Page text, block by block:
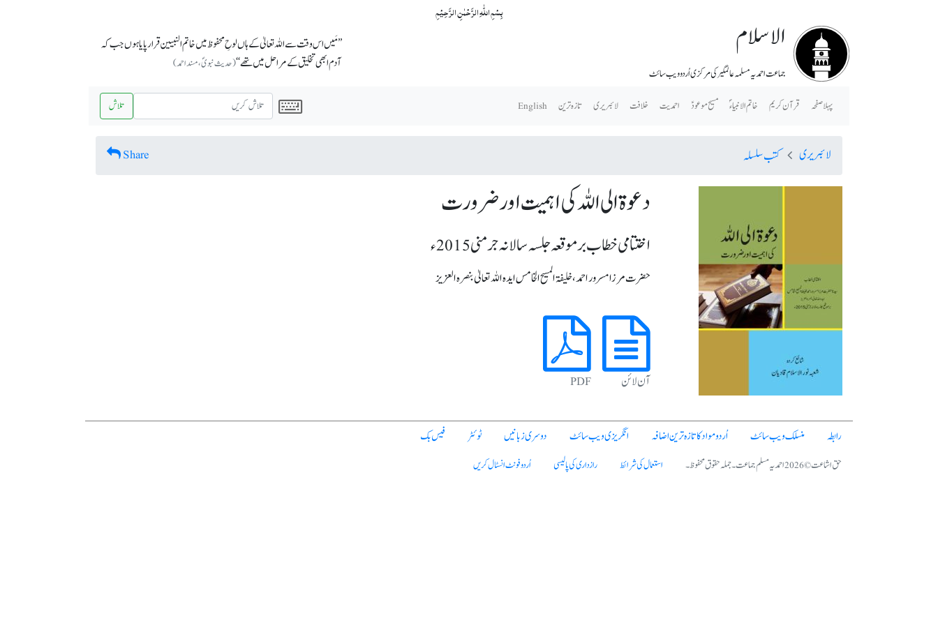
بِسۡمِ اللّٰہِ الرَّحۡمٰنِ الرَّحِیۡمِ
الاسلام
جماعت احمدیہ مسلمہ عالمگیر کی مرکزی اُردو ویب سائٹ
’’مَیں اس وقت سے اللہ تعالیٰ کے ہاں لوحِ محفوظ میں خاتم النبیین قرار پایا ہوں جب کہ
آدم ابھی تخلیق کے مراحل میں تھے‘‘(حدیث نبویؐ، مسند احمد)
پہلا صفحہ قرآن کریم خاتم الانبیاء ؐ مسیح موعودؑ احمدیت خلافت لائبریری تازہ ترین English تلاش
لائبریری کتب سلسلہ Share
دعوۃ الی اللہ کی اہمیت اور ضرورت
اختتامی خطاب برموقعہ جلسہ سالانہ جرمنی 2015ء
حضرت مرزا مسرور احمد، خلیفۃ المسیح الخامس ایدہ اللہ تعالیٰ بنصرہ العزیز
آن لائن PDF
رابطہ منسلک ویب سائٹ اُردو مواد کا تازہ ترین اضافہ انگریزی ویب سائٹ دوسری زبانیں ٹوئٹر فیس بک
حق اشاعت © 2026 احمدیہ مسلم جماعت۔ جملہ حقوق محفوظ۔ استعمال کی شرائط رازداری کی پالیسی اُردو فونٹ انسٹال کریں